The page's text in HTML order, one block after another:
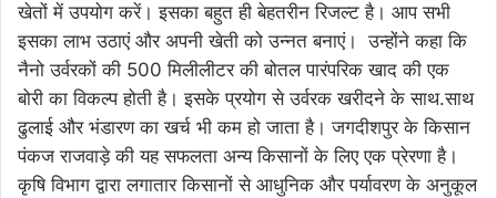
खेतों में उपयोग करें। इसका बहुत ही बेहतरीन रिजल्ट है। आप सभी
इसका लाभ उठाएं और अपनी खेती को उन्नत बनाएं। उन्होंने कहा कि
नैनो उर्वरकों की 500 मिलीलीटर की बोतल पारंपरिक खाद की एक
बोरी का विकल्प होती है। इसके प्रयोग से उर्वरक खरीदने के साथ.साथ
ढुलाई और भंडारण का खर्च भी कम हो जाता है। जगदीशपुर के किसान
पंकज राजवाड़े की यह सफलता अन्य किसानों के लिए एक प्रेरणा है।
कृषि विभाग द्वारा लगातार किसानों से आधुनिक और पर्यावरण के अनुकूल